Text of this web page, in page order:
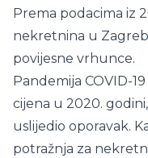
Prema podacima iz
nekretnina u
povijesne vrhunce.
Pandemija COVID-
cijena u 2020.
uslijedio oporavak.
potražnja za